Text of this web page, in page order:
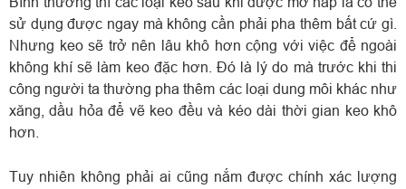
sử dụng được ngay mà không cần phải pha thêm bất cứ gì.
Nhưng keo sẽ trở nên lâu khô hơn cộng với việc để ngoài
không khí sẽ làm keo đặc hơn. Đó là lý do mà trước khi thi
công người ta thường pha thêm các loại dung môi khác như
xăng, dầu hỏa để vẽ keo đều và kéo dài thời gian keo khô
hơn.
Tuy nhiên không phải ai cũng nắm được chính xác lượng